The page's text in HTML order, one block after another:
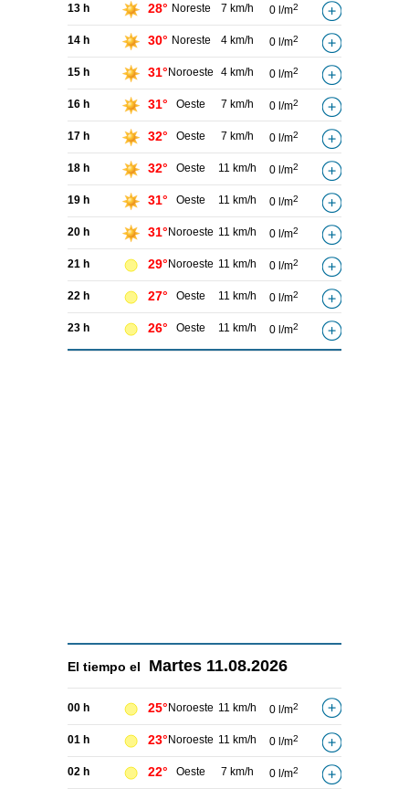
13 h 28° Noreste 7 km/h 0 l/m2
14 h 30° Noreste 4 km/h 0 l/m2
15 h 31° Noroeste 4 km/h 0 l/m2
16 h 31° Oeste 7 km/h 0 l/m2
17 h 32° Oeste 7 km/h 0 l/m2
18 h 32° Oeste 11 km/h 0 l/m2
19 h 31° Oeste 11 km/h 0 l/m2
20 h 31° Noroeste 11 km/h 0 l/m2
21 h 29° Noroeste 11 km/h 0 l/m2
22 h 27° Oeste 11 km/h 0 l/m2
23 h 26° Oeste 11 km/h 0 l/m2
El tiempo el Martes 11.08.2026
00 h 25° Noroeste 11 km/h 0 l/m2
01 h 23° Noroeste 11 km/h 0 l/m2
02 h 22° Oeste 7 km/h 0 l/m2